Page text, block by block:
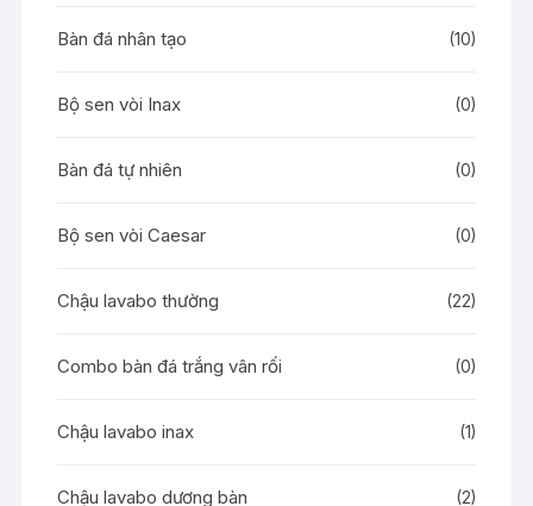
Bàn đá nhân tạo (10)
Bộ sen vòi Inax (0)
Bàn đá tự nhiên (0)
Bộ sen vòi Caesar (0)
Chậu lavabo thường (22)
Combo bàn đá trắng vân rối (0)
Chậu lavabo inax (1)
Chậu lavabo dương bàn (2)